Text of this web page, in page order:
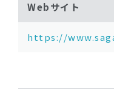
Webサイト
https://